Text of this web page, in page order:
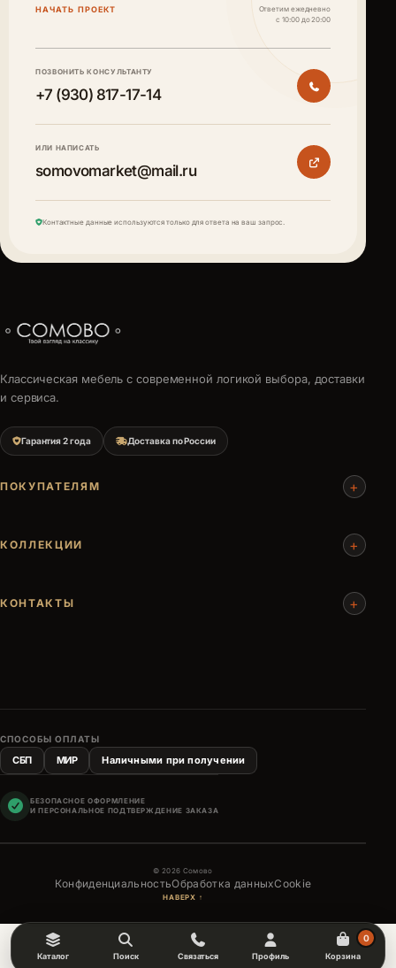
НАЧАТЬ ПРОЕКТ
Ответим ежедневно
с 10:00 до 20:00
ПОЗВОНИТЬ КОНСУЛЬТАНТУ
+7 (930) 817-17-14
ИЛИ НАПИСАТЬ
somovomarket@mail.ru
Контактные данные используются только для ответа на ваш запрос.
Классическая мебель с современной логикой выбора, доставки
и сервиса.
Гарантия 2 года Доставка по России
ПОКУПАТЕЛЯМ +
КОЛЛЕКЦИИ +
КОНТАКТЫ +
СПОСОБЫ ОПЛАТЫ
СБП МИР Наличными при получении
БЕЗОПАСНОЕ ОФОРМЛЕНИЕ
И ПЕРСОНАЛЬНОЕ ПОДТВЕРЖДЕНИЕ ЗАКАЗА
© 2026 Сомово
КонфиденциальностьОбработка данныхCookie
НАВЕРХ ↑
Каталог Поиск Связаться Профиль Корзина
0